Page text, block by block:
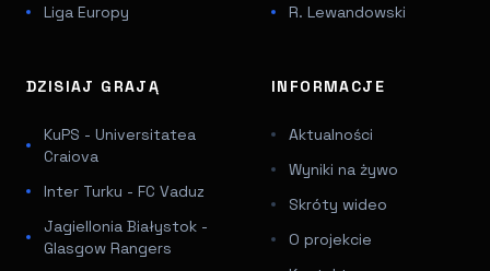
Liga Europy
R. Lewandowski
DZISIAJ GRAJĄ
KuPS - Universitatea
Craiova
Inter Turku - FC Vaduz
Jagiellonia Białystok -
Glasgow Rangers
INFORMACJE
Aktualności
Wyniki na żywo
Skróty wideo
O projekcie